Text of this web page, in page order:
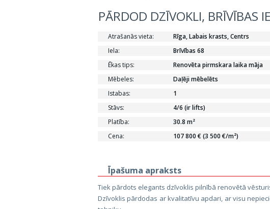
PĀRDOD DZĪVOKLI, BRĪVĪBAS
Atrašanās vieta:
Rīga, Labais krasts, Centrs
Iela:
Brīvības 68
Ēkas tips:
Renovēta pirmskara laika māja
Mēbeles:
Daļēji mēbelēts
Istabas:
1
Stāvs:
4/6 (ir lifts)
Platība:
30.8 m²
Cena:
107 800 € (3 500 €/m²)
Īpašuma apraksts
Tiek pārdots elegants dzīvoklis pilnībā renovētā
Dzīvoklis pārdodas ar kvalitatīvu apdari, ar visu